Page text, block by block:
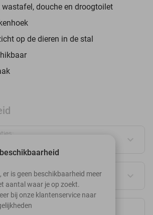
wastafel, douche en droogtoilet
op de dieren in de stal
er is geen beschikbaarheid meer
aantal waar je op zoekt.
bij onze klantenservice naar